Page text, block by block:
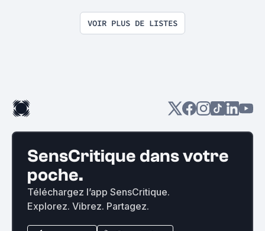
VOIR PLUS DE LISTES
SensCritique dans votre
poche.
Téléchargez l’app SensCritique.
Explorez. Vibrez. Partagez.